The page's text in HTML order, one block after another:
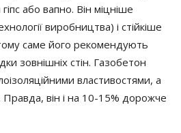
або вапно. Він міцніше
виробництва) і стійкіше
саме його рекомендують
зовнішніх стін. Газобетон
властивостями, а
Правда, він і на 10-15% дорожче